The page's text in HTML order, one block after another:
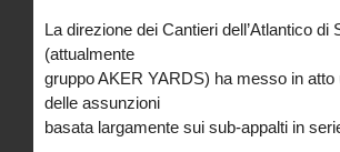
La direzione dei Cantieri dell’Atlantico di
(attualmente
gruppo AKER YARDS) ha messo in atto
delle assunzioni
basata largamente sui sub-appalti in